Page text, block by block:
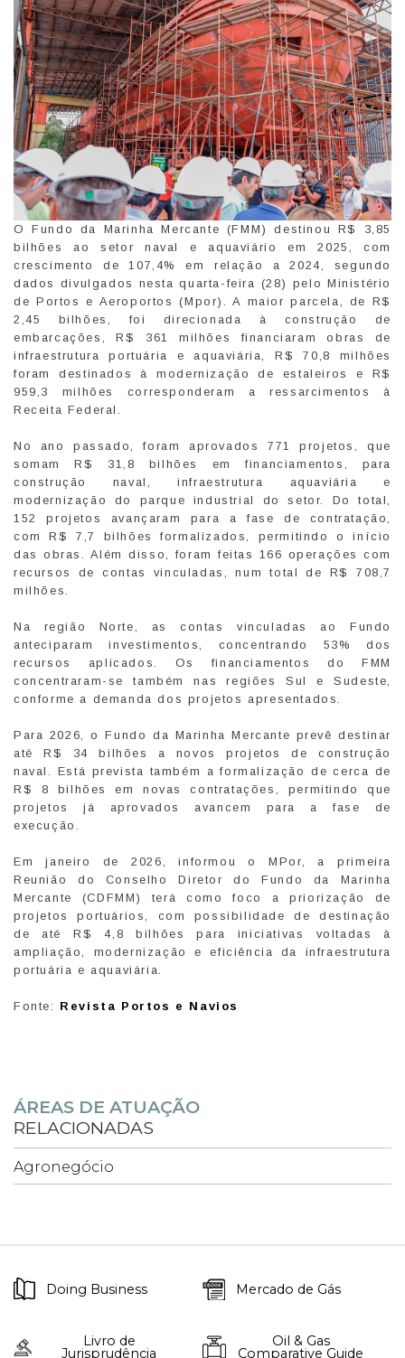
O Fundo da Marinha Mercante (FMM) destinou R$ 3,85
bilhões ao setor naval e aquaviário em 2025, com
crescimento de 107,4% em relação a 2024, segundo
dados divulgados nesta quarta-feira (28) pelo Ministério
de Portos e Aeroportos (Mpor). A maior parcela, de R$
2,45 bilhões, foi direcionada à construção de
embarcações, R$ 361 milhões financiaram obras de
infraestrutura portuária e aquaviária, R$ 70,8 milhões
foram destinados à modernização de estaleiros e R$
959,3 milhões corresponderam a ressarcimentos à
Receita Federal.
No ano passado, foram aprovados 771 projetos, que
somam R$ 31,8 bilhões em financiamentos, para
construção naval, infraestrutura aquaviária e
modernização do parque industrial do setor. Do total,
152 projetos avançaram para a fase de contratação,
com R$ 7,7 bilhões formalizados, permitindo o início
das obras. Além disso, foram feitas 166 operações com
recursos de contas vinculadas, num total de R$ 708,7
milhões.
Na região Norte, as contas vinculadas ao Fundo
anteciparam investimentos, concentrando 53% dos
recursos aplicados. Os financiamentos do FMM
concentraram-se também nas regiões Sul e Sudeste,
conforme a demanda dos projetos apresentados.
Para 2026, o Fundo da Marinha Mercante prevê destinar
até R$ 34 bilhões a novos projetos de construção
naval. Está prevista também a formalização de cerca de
R$ 8 bilhões em novas contratações, permitindo que
projetos já aprovados avancem para a fase de
execução.
Em janeiro de 2026, informou o MPor, a primeira
Reunião do Conselho Diretor do Fundo da Marinha
Mercante (CDFMM) terá como foco a priorização de
projetos portuários, com possibilidade de destinação
de até R$ 4,8 bilhões para iniciativas voltadas à
ampliação, modernização e eficiência da infraestrutura
portuária e aquaviária.
Fonte: Revista Portos e Navios
ÁREAS DE ATUAÇÃO
RELACIONADAS
Agronegócio
Doing Business Mercado de Gás
Livro de
Jurisprudência
Oil & Gas
Comparative Guide